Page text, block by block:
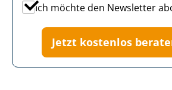
Ich möchte den Newsletter
Jetzt kostenlos